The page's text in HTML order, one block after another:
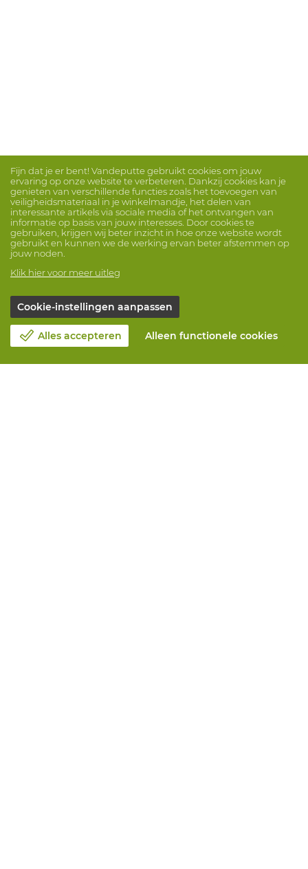
Fijn dat je er bent! Vandeputte gebruikt cookies om jouw
ervaring op onze website te verbeteren. Dankzij cookies kan je
genieten van verschillende functies zoals het toevoegen van
veiligheidsmateriaal in je winkelmandje, het delen van
interessante artikels via sociale media of het ontvangen van
informatie op basis van jouw interesses. Door cookies te
gebruiken, krijgen wij beter inzicht in hoe onze website wordt
gebruikt en kunnen we de werking ervan beter afstemmen op
jouw noden.
Klik hier voor meer uitleg
Cookie-instellingen aanpassen
Alles accepteren Alleen functionele cookies